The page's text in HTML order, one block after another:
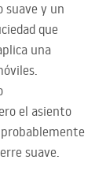
suave y un
que
una
el asiento
suave.